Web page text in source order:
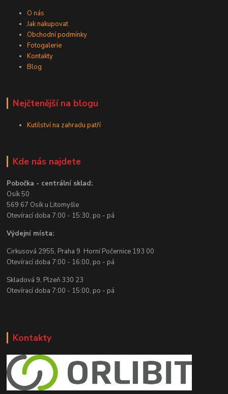
O nás
Jak nakupovat
Obchodní podmínky
Fotogalerie
Kontakty
Blog
Nejčtenější na blogu
Kutilství na zahradu patří
Kde nás najdete
Pobočka - centrální sklad:
Osík 50
569 67 Osík u Litomyšle
Otevírací doba 7:00 - 15:30, po - pá
Výdejní místa:
Cirkusová 2955, Praha 9 Horní Počernice 193 00
Otevírací doba 7:00 - 16:00, po - pá
Skladová 9, Plzeň 330 23
Otevírací doba 7:00 - 15:00, po - pá
Kontakty